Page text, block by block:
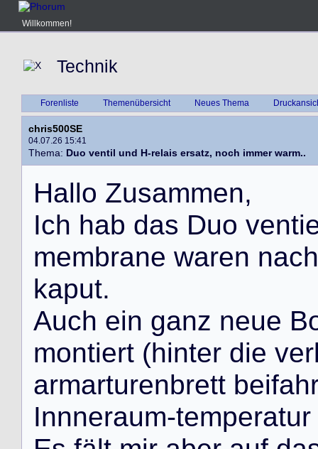
Willkommen!
Technik
Forenliste Themenübersicht Neues Thema
chris500SE
04.07.26 15:41
Thema: Duo ventil und H-relais ersatz, noch immer warm..
Hallo Zusammen,
Ich hab das Duo venti
membrane waren nach
kaput.
Auch ein ganz neue B
montiert (hinter die ver
armarturenbrett beifah
Innneraum-temperatur